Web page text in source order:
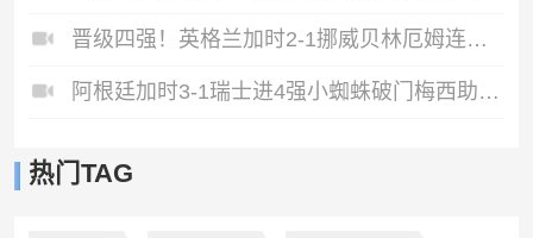
晋级四强！英格兰加时2-1挪威贝林厄姆连场双响谢尔德鲁普破门
阿根廷加时3-1瑞士进4强小蜘蛛破门梅西助攻麦卡恩博洛假摔染红
热门TAG